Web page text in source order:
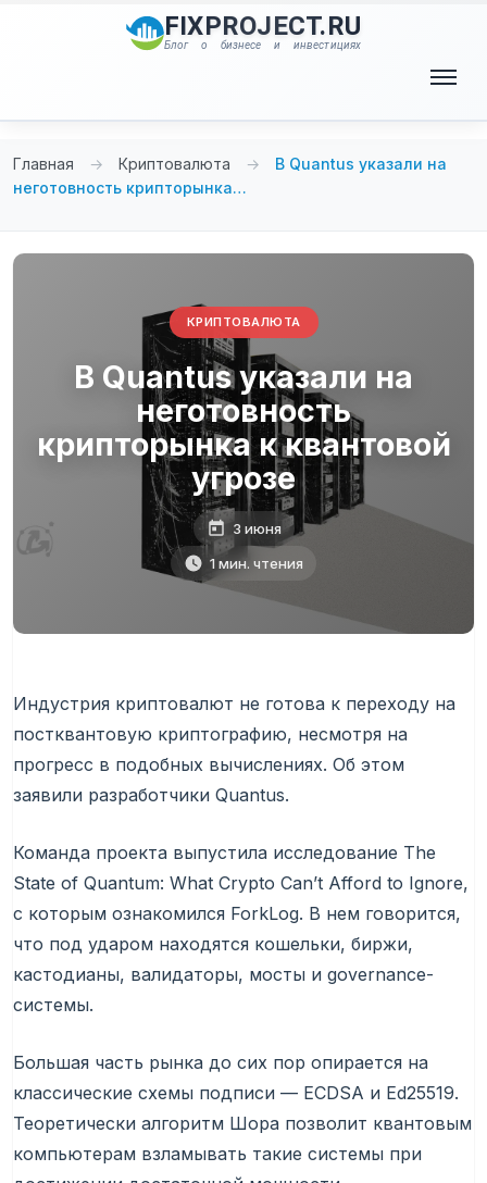
FIXPROJECT.RU
Блог о бизнесе и инвестициях
Главная → Криптовалюта →
В Quantus указали на
неготовность крипторынка…
КРИПТОВАЛЮТА
В Quantus указали на
неготовность
крипторынка к квантовой
угрозе
3 июня
1 мин. чтения
Индустрия криптовалют не готова к переходу на
постквантовую криптографию, несмотря на
прогресс в подобных вычислениях. Об этом
заявили разработчики Quantus.
Команда проекта выпустила исследование The
State of Quantum: What Crypto Can’t Afford to Ignore,
с которым ознакомился ForkLog. В нем говорится,
что под ударом находятся кошельки, биржи,
кастодианы, валидаторы, мосты и governance-
системы.
Большая часть рынка до сих пор опирается на
классические схемы подписи — ECDSA и Ed25519.
Теоретически алгоритм Шора позволит квантовым
компьютерам взламывать такие системы при